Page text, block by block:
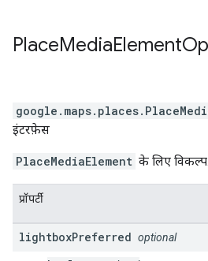
PlaceMediaElement
google.maps.places.
इंटरफ़ेस
PlaceMediaElement के लिए विकल्प.
प्रॉपर्टी
lightboxPreferred optional